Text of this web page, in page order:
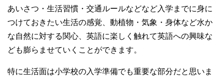
あいさつ・生活習慣・交通ルールなどなど入学までに身に
つけておきたい生活の感覚、動植物・気象・身体など水か
な自然に対する関心、英語に楽しく触れて英語への興味な
ども膨らませていくことができます。
特に生活面は小学校の入学準備でも重要な部分だと思いま